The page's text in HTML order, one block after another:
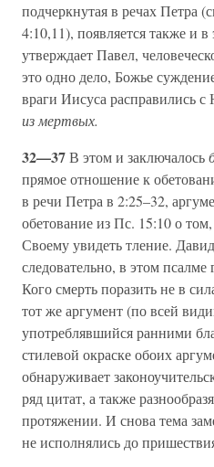
подчеркнутая в речах Петра
4:10,11), появляется также и
утверждает Павел,
это одно дело, Божье
враги Иисуса расправились
из мертвых.
32—37В этом и заключалось
прямое отношение к
в речи Петра в 2:25–32,
обетование из Пс. 15:10 о
Своему увидеть тление.
следовательно, в этом
Кого смерть поразить не в
тот же аргумент (по всей
употреблявшийся ранними
стилевой окраске обоих
обнаруживает
ряд цитат, а также
протяжении. И снова тема
не исполнялись до